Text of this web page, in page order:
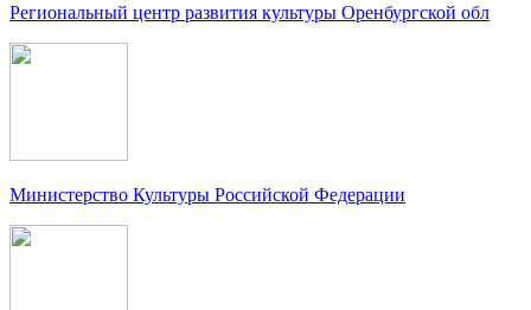
Региональный центр развития культуры Оренбургской обл
Министерство Культуры Российской Федерации